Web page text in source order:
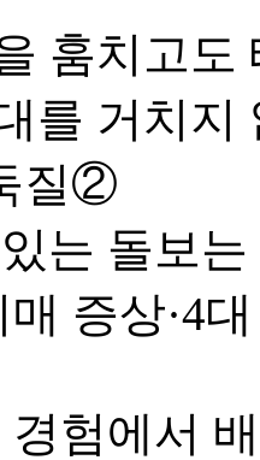
훔치고
를 거치
질②
는 돌보
증상·4
험에서